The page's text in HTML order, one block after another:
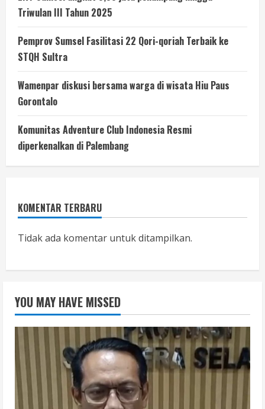
Triwulan III Tahun 2025
Pemprov Sumsel Fasilitasi 22 Qori-qoriah Terbaik ke
STQH Sultra
Wamenpar diskusi bersama warga di wisata Hiu Paus
Gorontalo
Komunitas Adventure Club Indonesia Resmi
diperkenalkan di Palembang
KOMENTAR TERBARU
Tidak ada komentar untuk ditampilkan.
YOU MAY HAVE MISSED